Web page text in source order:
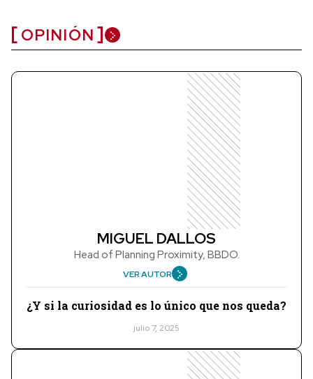
OPINIÓN
MIGUEL DALLOS
Head of Planning Proximity, BBDO.
VER AUTOR
¿Y si la curiosidad es lo único que nos queda?
julio 7, 2025